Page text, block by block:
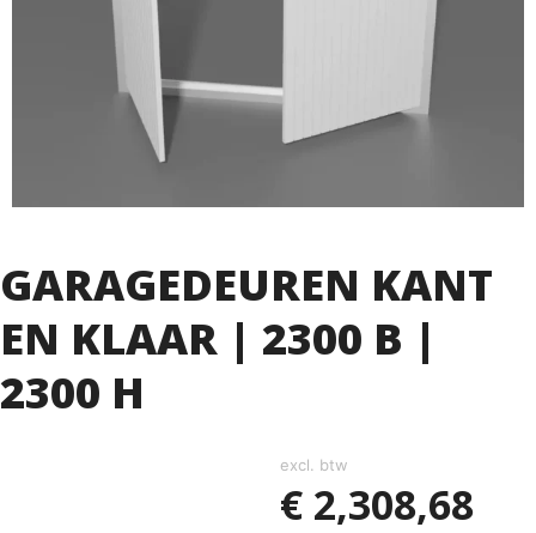
GARAGEDEUREN KANT
EN KLAAR | 2300 B |
2300 H
excl. btw
€ 2,308,68